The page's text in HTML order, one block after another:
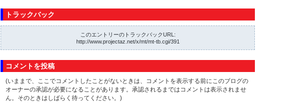
トラックバック
このエントリーのトラックバックURL:
http://www.projectaz.net/x/mt/mt-tb.cgi/391
コメントを投稿
(いままで、ここでコメントしたことがないときは、コメントを表示する前にこのブログの
オーナーの承認が必要になることがあります。承認されるまではコメントは表示されませ
ん。そのときはしばらく待ってください。)